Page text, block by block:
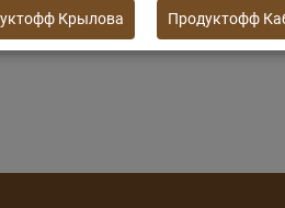
статусного угощения от
Крылова Продуктофф